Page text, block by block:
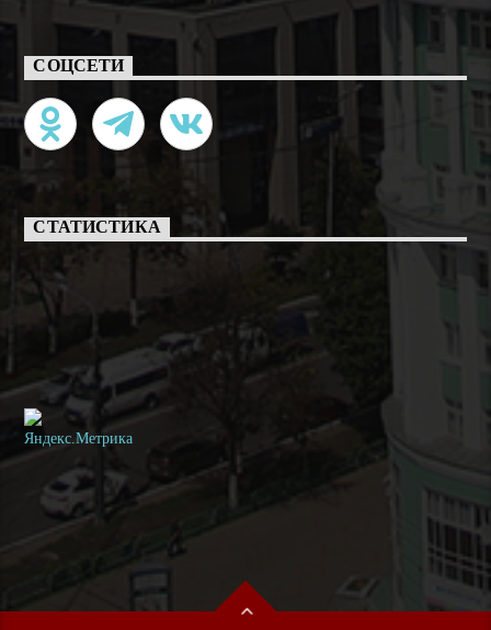
СОЦСЕТИ
СТАТИСТИКА